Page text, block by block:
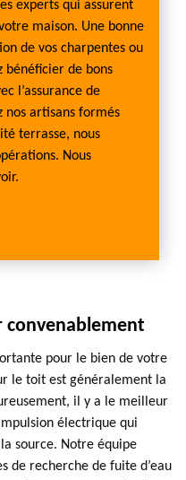
experts qui assurent
maison. Une bonne
de vos charpentes ou
bénéficier de bons
l’assurance de
nos artisans formés
terrasse, nous
Nous
convenablement
pour le bien de votre
le toit est généralement la
il y a le meilleur
électrique qui
source. Notre équipe
de recherche de fuite d’eau